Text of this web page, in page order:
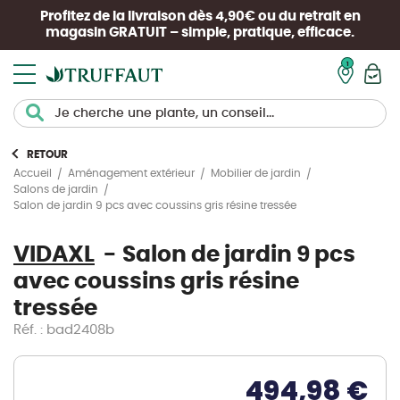
Profitez de la livraison dès 4,90€ ou du retrait en
magasin GRATUIT – simple, pratique, efficace.
RETOUR
Accueil
Aménagement extérieur
Mobilier de jardin
Salons de jardin
Salon de jardin 9 pcs avec coussins gris résine tressée
VIDAXL
Salon de jardin 9 pcs
avec coussins gris résine
tressée
Réf. : bad2408b
494,98 €